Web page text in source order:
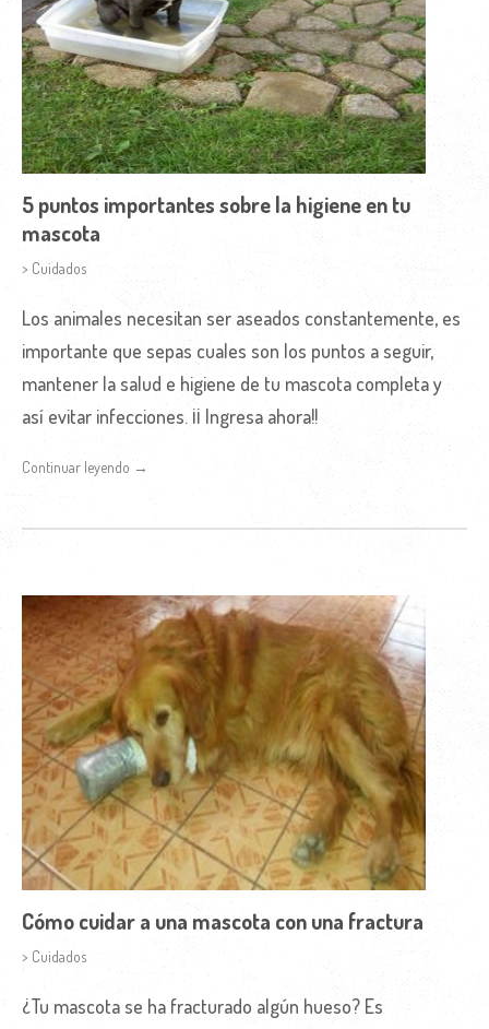
5 puntos importantes sobre la higiene en tu
mascota
> Cuidados
Los animales necesitan ser aseados constantemente, es
importante que sepas cuales son los puntos a seguir,
mantener la salud e higiene de tu mascota completa y
así evitar infecciones. ¡¡ Ingresa ahora!!
Continuar leyendo →
Cómo cuidar a una mascota con una fractura
> Cuidados
¿Tu mascota se ha fracturado algún hueso? Es